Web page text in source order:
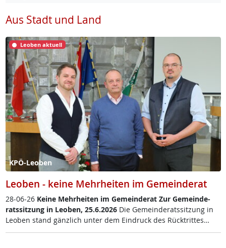
Aus Stadt und Land
Leoben aktuell
KPÖ-Leoben
Leoben - keine Mehrheiten im Gemeinderat
28-06-26 Kei­ne Mehr­hei­ten im Ge­mein­de­rat Zur Ge­mein­de­
rats­sit­zung in Leo­ben, 25.6.2026Die Ge­mein­de­rats­sit­zung in
Leo­ben stand gänz­lich un­ter dem Ein­druck des Rück­trit­tes…